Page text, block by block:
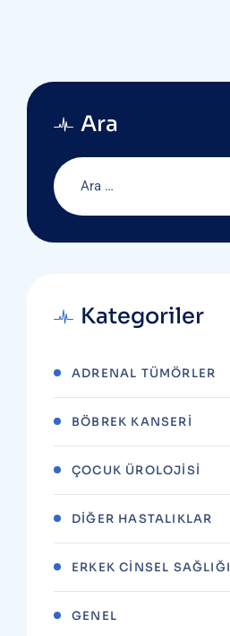
Ara
Kategoriler
ADRENAL TÜMÖRLER
BÖBREK KANSERI
ÇOCUK ÜROLOJISI
DIĞER HASTALIKLAR
ERKEK CINSEL SAĞLIĞI
GENEL